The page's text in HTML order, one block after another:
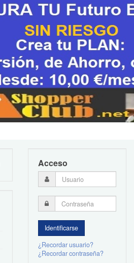
Acceso
¿Recordar usuario?
¿Recordar contraseña?